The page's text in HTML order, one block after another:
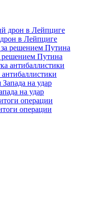
в Лейпциге
решением Путина
на удар
операции